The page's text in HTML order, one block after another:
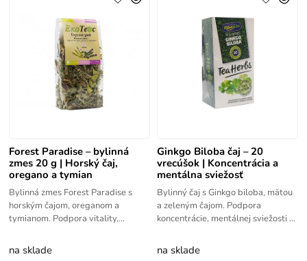
Forest Paradise – bylinná
zmes 20 g | Horský čaj,
oregano a tymian
Bylinná zmes Forest Paradise s
horským čajom, oreganom a
tymianom. Podpora vitality,
obranyschopnosti.
na sklade
Ginkgo Biloba čaj – 20
vrecúšok | Koncentrácia a
mentálna sviežosť
Bylinný čaj s Ginkgo biloba, mätou
a zeleným čajom. Podpora
koncentrácie, mentálnej sviežosti a
na sklade